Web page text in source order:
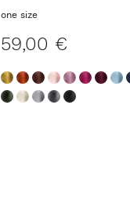
one size
59,00 €